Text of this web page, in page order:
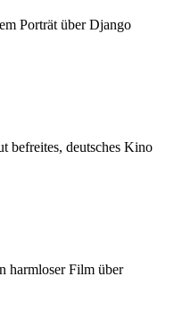
Porträt über Django
befreites, deutsches Kino
harmloser Film über